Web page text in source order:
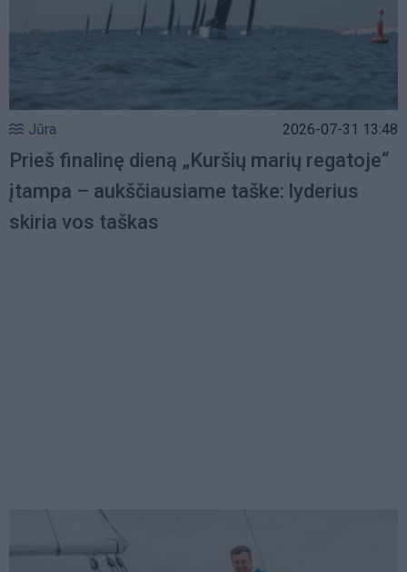
Jūra 2026-07-31 13:48
Prieš finalinę dieną „Kuršių marių regatoje“
įtampa – aukščiausiame taške: lyderius
skiria vos taškas